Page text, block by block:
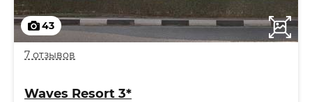
43
7 отзывов
Waves Resort 3*